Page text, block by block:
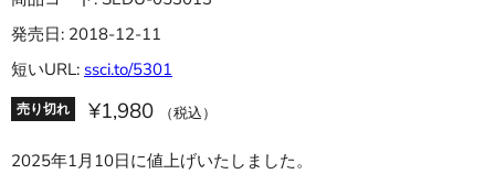
発売日: 2018-12-11
短いURL: ssci.to/5301
売り切れ ¥1,980 （税込）
2025年1月10日に値上げいたしました。